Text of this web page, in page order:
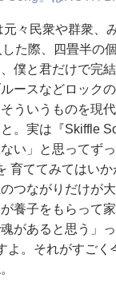
々民衆や群衆、
た際、四畳半の
僕と君だけで完
ースなどロック
ういうものを現
。実は『Skiffle
い」と思ってず
育ててみてはい
つながりだけが
養子をもらって
があると思う」
よ。それがすご